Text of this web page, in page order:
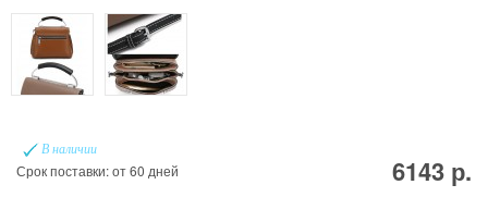
В наличии
Срок поставки: от 60 дней 6143 р.